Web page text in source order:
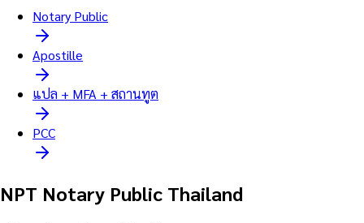
Notary Public
Apostille
แปล + MFA + สถานทูต
PCC
NPT Notary Public Thailand